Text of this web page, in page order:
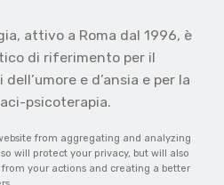
attivo a Roma dal 1996, è
di riferimento per il
e d’ansia e per la
psicoterapia.
from aggregating and analyzing
will protect your privacy, but will also
your actions and creating a better